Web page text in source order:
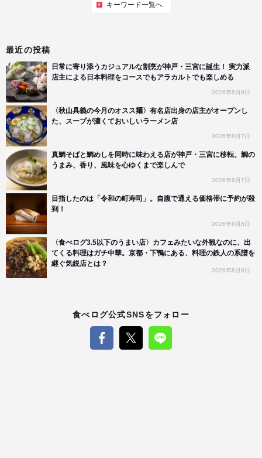
キーワード一覧へ
最近の投稿
日常に寄り添うカジュアルな割烹が神戸・三宮に誕生！ 実力派
店主による日本料理をコースでもアラカルトでも楽しめる
2026年8月8日
〈秋山具義の今月のオスス麺〉有名店出身の店主がオープンし
た、スープが濃くておいしいラーメン店
2026年8月7日
真鯛そばと鯛めしを同時に味わえる店が神戸・三宮に移転。鯛の
うまみ、香り、風味を心ゆくまで楽しんで
2026年8月7日
目指したのは「令和の町寿司」。自腹で通える価格帯に予約が殺
到！
2026年8月6日
〈食べログ3.5以下のうまい店〉カフェみたいな外観なのに、出
てくる料理はガチ中華。京都・下鴨にある、料理の鉄人の系譜を
継ぐ気鋭店とは？
2026年8月6日
食べログ公式SNSをフォロー